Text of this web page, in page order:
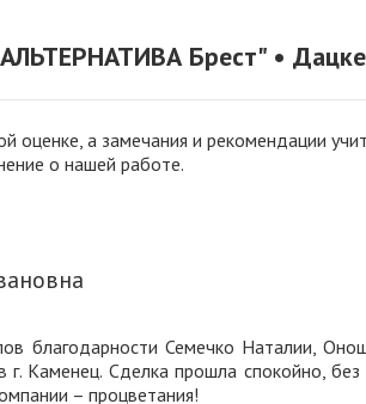
Брест" •
а замечания и рекомендации
о нашей работе.
благодарности Семечко Наталии,
Каменец. Сделка прошла спокойно,
– процветания!